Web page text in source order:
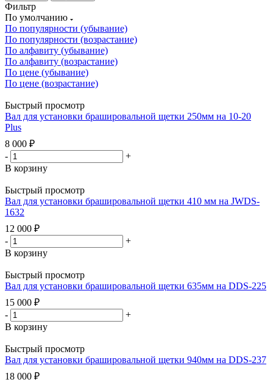
Фильтр
По умолчанию
По популярности (убывание)
По популярности (возрастание)
По алфавиту (убывание)
По алфавиту (возрастание)
По цене (убывание)
По цене (возрастание)
Быстрый просмотр
Вал для установки брашировальной щетки 250мм на 10-20
Plus
8 000 ₽
-
+
В корзину
Быстрый просмотр
Вал для установки брашировальной щетки 410 мм на JWDS-
1632
12 000 ₽
-
+
В корзину
Быстрый просмотр
Вал для установки брашировальной щетки 635мм на DDS-225
15 000 ₽
-
+
В корзину
Быстрый просмотр
Вал для установки брашировальной щетки 940мм на DDS-237
18 000 ₽